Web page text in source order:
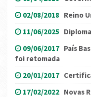
02/08/2018 Reino
11/06/2025
09/06/2017 País
foi retomada
20/01/2017
17/02/2022 Novas